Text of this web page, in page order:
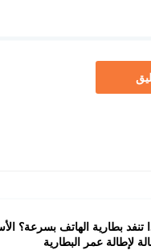
تنفد بطارية الهاتف بسرعة؟
لإطالة عمر البطارية